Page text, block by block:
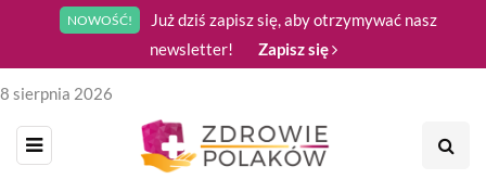
NOWOŚĆ!
Już dziś zapisz się, aby otrzymywać nasz
newsletter!
Zapisz się
8 sierpnia 2026